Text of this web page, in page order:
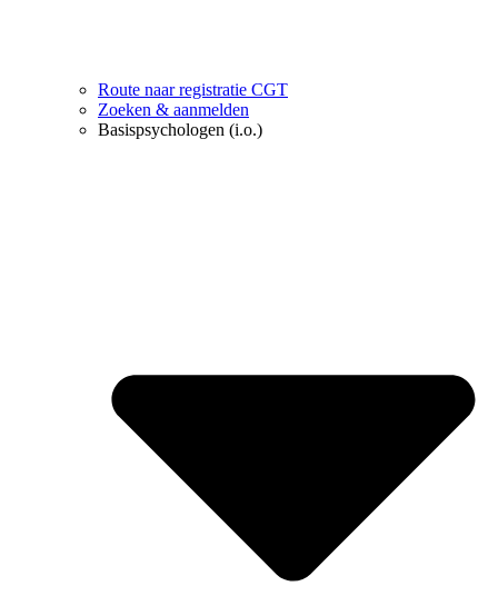
Route naar registratie CGT
Zoeken & aanmelden
Basispsychologen (i.o.)